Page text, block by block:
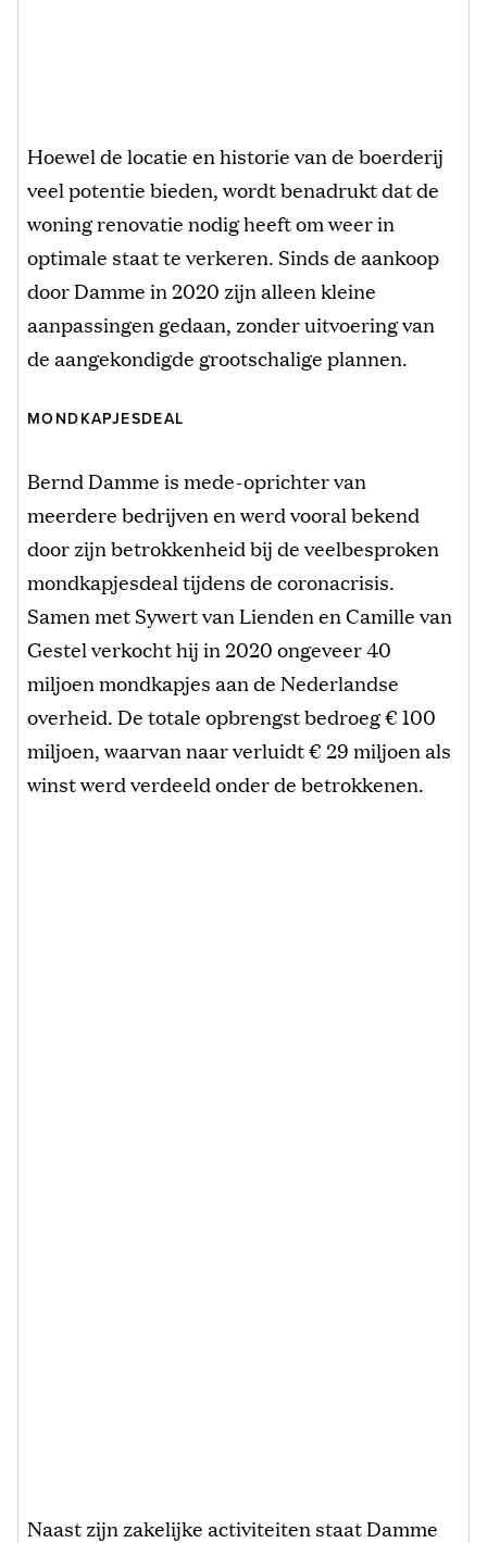
Hoewel de locatie en historie van de boerderij
veel potentie bieden, wordt benadrukt dat de
woning renovatie nodig heeft om weer in
optimale staat te verkeren. Sinds de aankoop
door Damme in 2020 zijn alleen kleine
aanpassingen gedaan, zonder uitvoering van
de aangekondigde grootschalige plannen.
MONDKAPJESDEAL
Bernd Damme is mede-oprichter van
meerdere bedrijven en werd vooral bekend
door zijn betrokkenheid bij de veelbesproken
mondkapjesdeal tijdens de coronacrisis.
Samen met Sywert van Lienden en Camille van
Gestel verkocht hij in 2020 ongeveer 40
miljoen mondkapjes aan de Nederlandse
overheid. De totale opbrengst bedroeg € 100
miljoen, waarvan naar verluidt € 29 miljoen als
winst werd verdeeld onder de betrokkenen.
Naast zijn zakelijke activiteiten staat Damme